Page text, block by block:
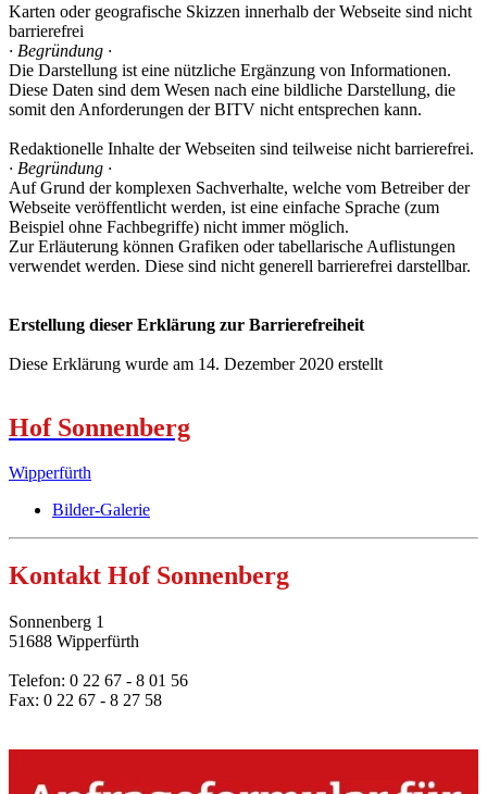
Karten oder geografische Skizzen innerhalb der Webseite sind nicht
barrierefrei
· Begründung ·
Die Darstellung ist eine nützliche Ergänzung von Informationen.
Diese Daten sind dem Wesen nach eine bildliche Darstellung, die
somit den Anforderungen der BITV nicht entsprechen kann.
Redaktionelle Inhalte der Webseiten sind teilweise nicht barrierefrei.
· Begründung ·
Auf Grund der komplexen Sachverhalte, welche vom Betreiber der
Webseite veröffentlicht werden, ist eine einfache Sprache (zum
Beispiel ohne Fachbegriffe) nicht immer möglich.
Zur Erläuterung können Grafiken oder tabellarische Auflistungen
verwendet werden. Diese sind nicht generell barrierefrei darstellbar.
Erstellung dieser Erklärung zur Barrierefreiheit
Diese Erklärung wurde am 14. Dezember 2020 erstellt
Hof Sonnenberg
Wipperfürth
Bilder-Galerie
Kontakt Hof Sonnenberg
Sonnenberg 1
51688 Wipperfürth
Telefon: 0 22 67 - 8 01 56
Fax: 0 22 67 - 8 27 58